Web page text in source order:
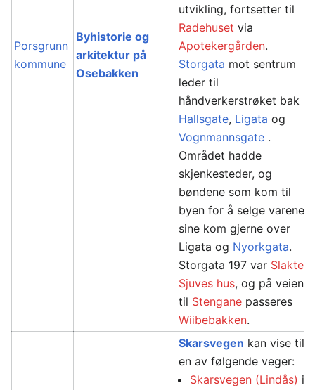
Porsgrunn
kommune
Byhistorie og
arkitektur på
Osebakken
utvikling, fortsetter til
Radehuset via
Apotekergården.
Storgata mot sentrum
leder til
håndverkerstrøket bak
Hallsgate, Ligata og
Vognmannsgate .
Området hadde
skjenkesteder, og
bøndene som kom til
byen for å selge varene
sine kom gjerne over
Ligata og Nyorkgata.
Storgata 197 var Slakter
Sjuves hus, og på veien
til Stengane passeres
Wiibebakken.
Skarsvegen kan vise til
en av følgende veger:
Skarsvegen (Lindås) i